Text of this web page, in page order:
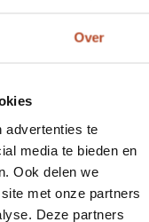
Over
advertenties te
media te bieden en
Ook delen we
met onze partners
Deze partners
op de
Riksja